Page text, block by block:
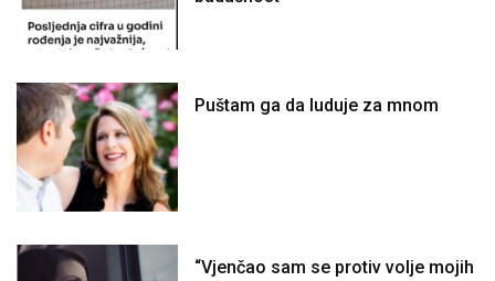
Puštam ga da luduje za mnom
“Vjenčao sam se protiv volje mojih